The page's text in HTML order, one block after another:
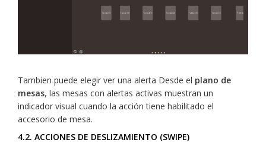
Tambien puede elegir ver una alerta Desde el plano de
mesas, las mesas con alertas activas muestran un
indicador visual cuando la acción tiene habilitado el
accesorio de mesa.
4.2. ACCIONES DE DESLIZAMIENTO (SWIPE)